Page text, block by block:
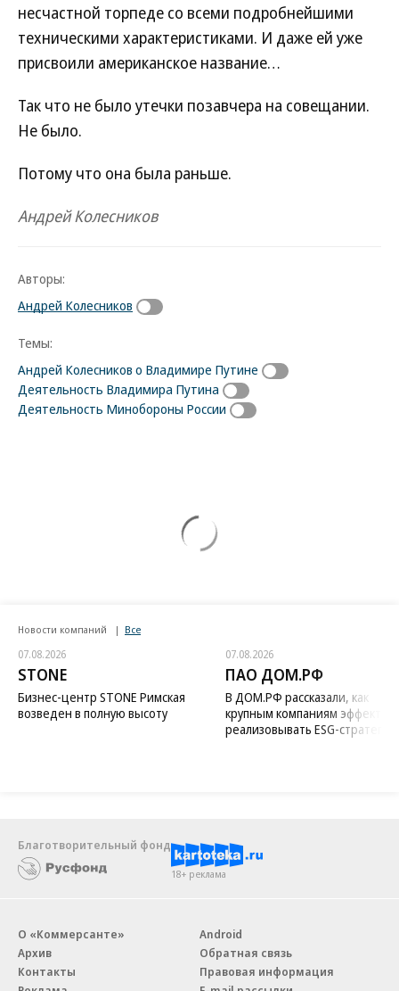
несчастной торпеде со всеми подробнейшими
техническими характеристиками. И даже ей уже
присвоили американское название…
Так что не было утечки позавчера на совещании.
Не было.
Потому что она была раньше.
Андрей Колесников
Авторы:
Андрей Колесников
Темы:
Андрей Колесников о Владимире Путине
Деятельность Владимира Путина
Деятельность Минобороны России
Новости компаний Все
07.08.2026
STONE
Бизнес-центр STONE Римская
возведен в полную высоту
07.08.2026
ПАО ДОМ.РФ
В ДОМ.РФ рассказали, как
крупным компаниям
реализовывать ESG-стратегию
Благотворительный фонд
18+ реклама
О «Коммерсанте»
Архив
Контакты
Android
Обратная связь
Правовая информация